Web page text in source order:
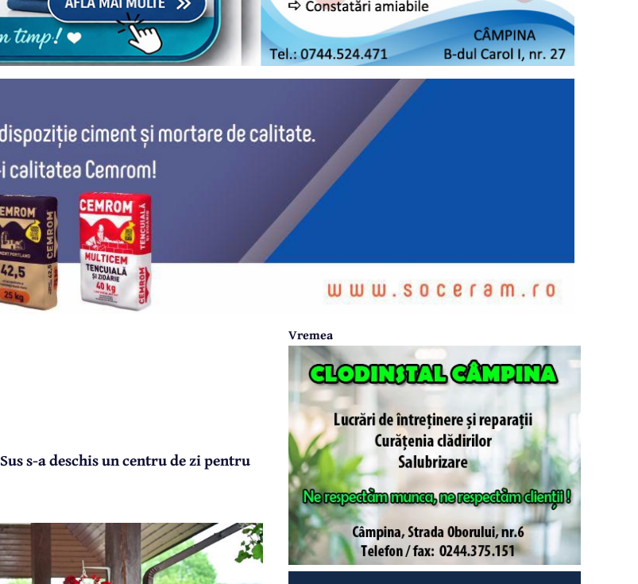
s-a deschis un centru de zi pentru
Vremea